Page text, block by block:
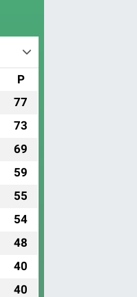
P
77
73
69
59
55
54
48
40
40